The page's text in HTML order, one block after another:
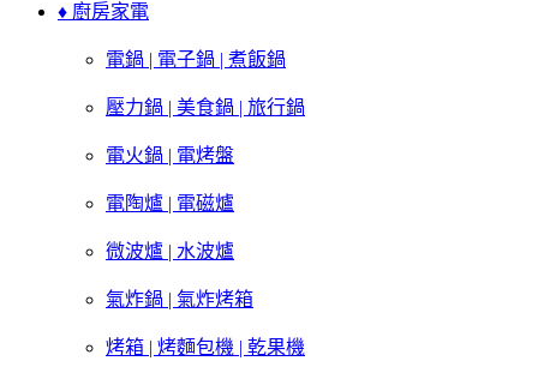
♦ 廚房家電
電鍋 | 電子鍋 | 煮飯鍋
壓力鍋 | 美食鍋 | 旅行鍋
電火鍋 | 電烤盤
電陶爐 | 電磁爐
微波爐 | 水波爐
氣炸鍋 | 氣炸烤箱
烤箱 | 烤麵包機 | 乾果機